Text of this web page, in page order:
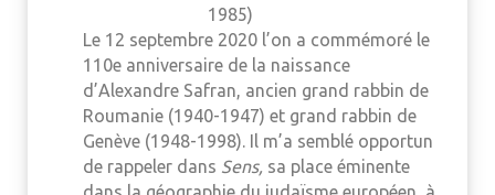
1985)
Le 12 septembre 2020 l’on a commémoré le
110e anniversaire de la naissance
d’Alexandre Safran, ancien grand rabbin de
Roumanie (1940-1947) et grand rabbin de
Genève (1948-1998). Il m’a semblé opportun
de rappeler dans Sens, sa place éminente